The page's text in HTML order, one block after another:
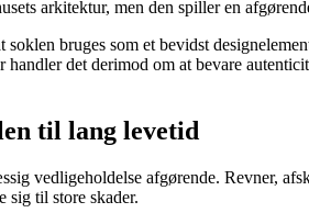
arkitektur, men den spiller en
soklen bruges som et bevidst
det derimod om at bevare
til lang levetid
vedligeholdelse afgørende. Revner,
sig til store skader.